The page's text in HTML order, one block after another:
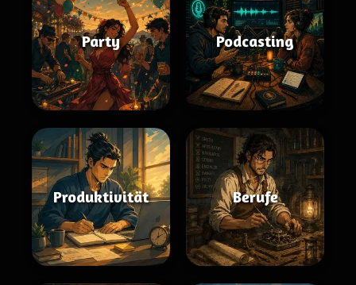
Party Podcasting
Produktivität Berufe